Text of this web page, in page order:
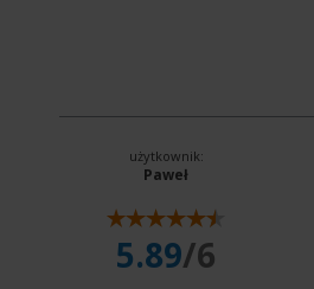
użytkownik:
Paweł
5.89/6